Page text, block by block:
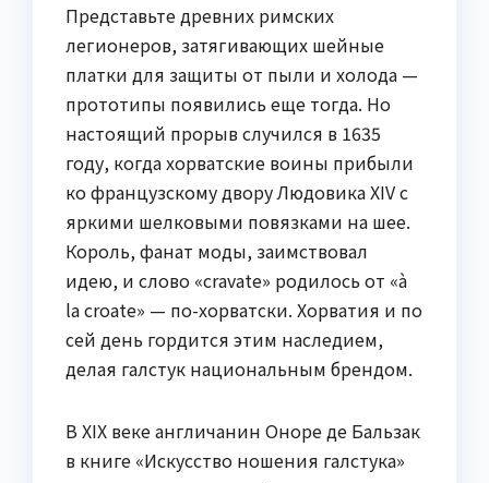
Представьте древних римских
легионеров, затягивающих шейные
платки для защиты от пыли и холода —
прототипы появились еще тогда. Но
настоящий прорыв случился в 1635
году, когда хорватские воины прибыли
ко французскому двору Людовика XIV с
яркими шелковыми повязками на шее.
Король, фанат моды, заимствовал
идею, и слово «cravate» родилось от «à
la croate» — по-хорватски. Хорватия и по
сей день гордится этим наследием,
делая галстук национальным брендом.
В XIX веке англичанин Оноре де Бальзак
в книге «Искусство ношения галстука»